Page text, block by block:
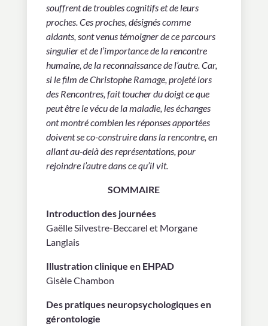
souffrent de troubles cognitifs et de leurs
proches. Ces proches, désignés comme
aidants, sont venus témoigner de ce parcours
singulier et de l’importance de la rencontre
humaine, de la reconnaissance de l’autre. Car,
si le film de Christophe Ramage, projeté lors
des Rencontres, fait toucher du doigt ce que
peut être le vécu de la maladie, les échanges
ont montré combien les réponses apportées
doivent se co-construire dans la rencontre, en
allant au-delà des représentations, pour
rejoindre l’autre dans ce qu’il vit.
SOMMAIRE
Introduction des journées
Gaëlle Silvestre-Beccarel et Morgane
Langlais
Illustration clinique en EHPAD
Gisèle Chambon
Des pratiques neuropsychologiques en
gérontologie